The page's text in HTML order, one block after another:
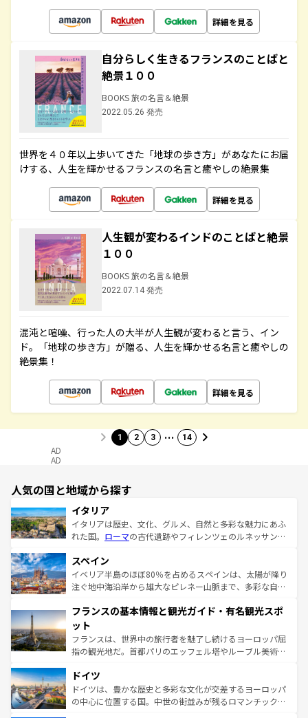
詳細を見る
自分らしく生きるフランスのことばと
絶景１００
BOOKS 旅の名言＆絶景
2022.05.26 発売
世界を４０年以上歩いてきた「地球の歩き方」があなたにお届
けする、人生を輝かせるフランスの名言と癒やしの絶景集
詳細を見る
人生観が変わるインドのことばと絶景
１００
BOOKS 旅の名言＆絶景
2022.07.14 発売
混沌と喧噪、行った人の大半が人生観が変わると言う、イン
ド。「地球の歩き方」が贈る、人生を輝かせる名言と癒やしの
絶景集！
詳細を見る
1 2 3 … 14
AD
AD
人気の国と地域から探す
イタリア
イタリアは歴史、文化、グルメ、自然と多彩な魅力にあふ
れた国。 ローマの古代遺跡やフィレンツェのルネッサンス
ろん、トスカーナの美しい田園風景やアマルフィ海岸の絶
景など、自然景観も見逃せない。観光の合間には、本場の
ピザやパスタなど、絶品のイタリア料理を堪能することも
ませてくれるイタリアで、忘れられない旅をしてみよう！
なお、新着のイタリア情報は
しい。
スペイン
イベリア半島のほぼ80％を占めるスペインは、太陽が降り
注ぐ地中海沿岸から雄大なピレネー山脈まで、多彩な自然
文化が根付くこの国では、情熱的なフラメンコ、熱気あふ
れる闘牛、そして美味しいタパスが生活の一部となってい
る。首都マドリードの洗練された雰囲気や、バルセロナの
アートに溢れた街角から、地方では古代ローマ遺跡や中世
せる。地方によって風土や気候が異なるスペインはその個
性で訪れる人を魅了する。 なお、新着のスペイン情報は コ
ンテンツ一覧を参照してほしい。
フランスの基本情報と観光ガイド・有名観光スポ
ット
フランスは、世界中の旅行者を魅了し続けるヨーロッパ屈
指の観光地だ。首都パリのエッフェル塔やルーブル美術館
で、幅広い魅力が詰まっている。華麗な宮殿、歴史的な大
聖堂、美しいビーチ、そして豊かな自然が、訪れる者を心
から魅了する。また、フランスは美食の国としても知ら
ドイツ
ドイツは、豊かな歴史と多彩な文化が交差するヨーロッパ
の中心に位置する国。中世の街並みが残るロマンチック街